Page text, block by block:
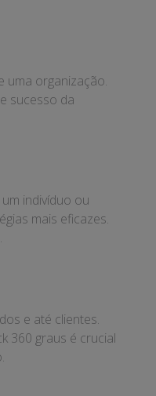
uma organização.
sucesso da
indivíduo ou
mais eficazes.
e até clientes.
360 graus é crucial